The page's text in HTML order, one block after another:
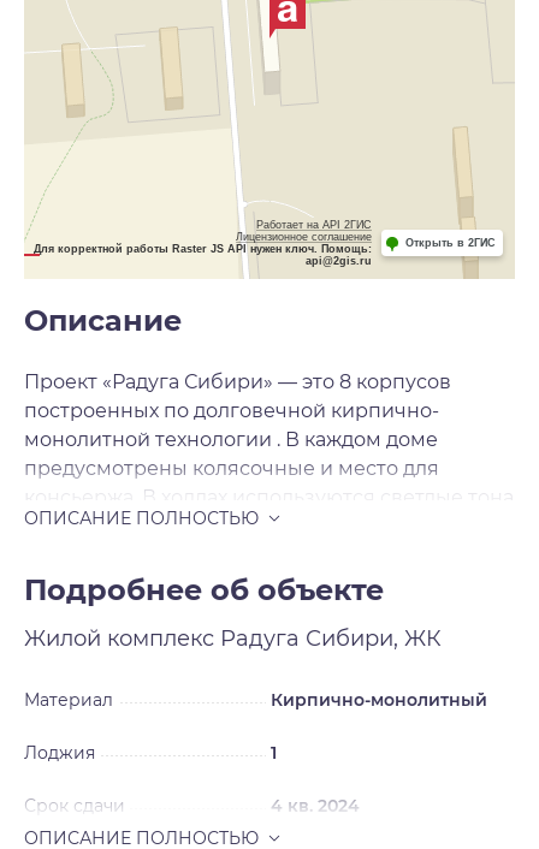
Работает на API 2ГИС
Лицензионное соглашение
Для корректной работы Raster JS API нужен ключ. Помощь:
api@2gis.ru
Открыть в 2ГИС
Описание
Проект «Радуга Сибири» — это 8 корпусов
построенных по долговечной кирпично-
монолитной технологии . В каждом доме
предусмотрены колясочные и место для
консьержа. В холлах используются светлые тона
керамогранитной плитки и установлены
движения. Дополнительный источник света –
это витражные входные группы. Вход в подъезд
выполнен практически в одном уровне с
множество планировочных решений: в
европланировки. Сдаются квартиры без
потолков 2. 75 метра. Из окон открываются
потрясающие виды на зеленые насаждения
Подробнее об объекте
Жилой комплекс Радуга Сибири, ЖК
Материал Кирпично-монолитный
Лоджия 1
Срок сдачи 4 кв. 2024